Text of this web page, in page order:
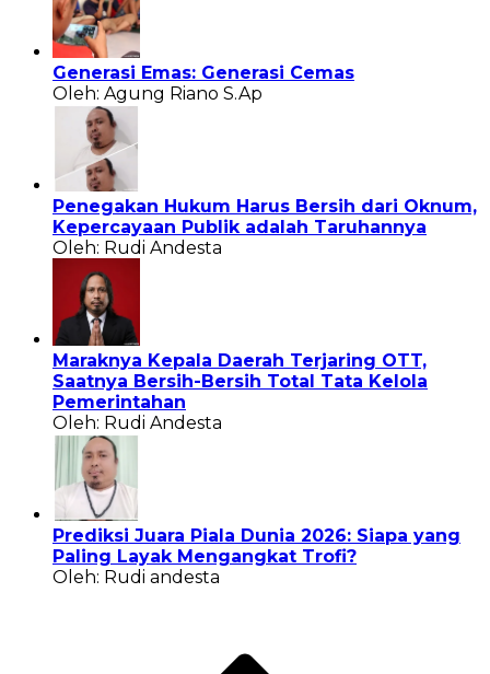
Generasi Emas: Generasi Cemas
Oleh: Agung Riano S.Ap
Penegakan Hukum Harus Bersih dari Oknum,
Kepercayaan Publik adalah Taruhannya
Oleh: Rudi Andesta
Maraknya Kepala Daerah Terjaring OTT,
Saatnya Bersih-Bersih Total Tata Kelola
Pemerintahan
Oleh: Rudi Andesta
Prediksi Juara Piala Dunia 2026: Siapa yang
Paling Layak Mengangkat Trofi?
Oleh: Rudi andesta